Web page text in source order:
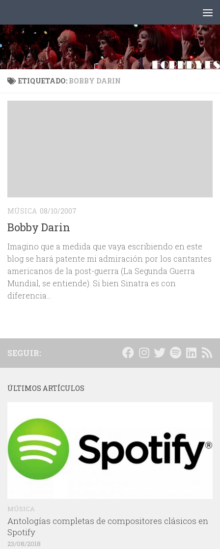
ETIQUETADO: BOBBY DARIN
MÚSICA 08/10/2007
Bobby Darin
Imagino que a medida que vaya escribiendo en este
blog se hará patente mi admiración por los cantantes
americanos de la post-guerra (La Segunda Guerra
Mundial, se entiende). Si bien Sinatra es con
diferencia...
SEGUIR:
ÚLTIMOS ARTÍCULOS
MÚSICA
Antologías completas de compositores clásicos en
Spotify
23/08/2018